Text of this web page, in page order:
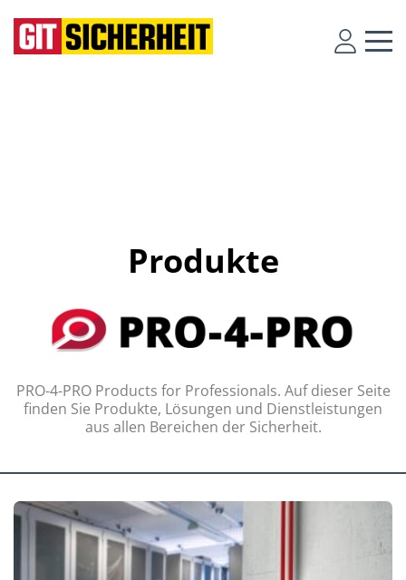
Produkte
PRO-4-PRO Products for Professionals. Auf dieser Seite
finden Sie Produkte, Lösungen und Dienstleistungen
aus allen Bereichen der Sicherheit.